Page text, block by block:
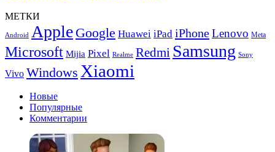
МЕТКИ
Android Apple Google Huawei iPad iPhoneLenovo Meta
Microsoft Mijia Pixel Realme Redmi Samsung Sony
Vivo Windows Xiaomi
Новые
Популярные
Комментарии